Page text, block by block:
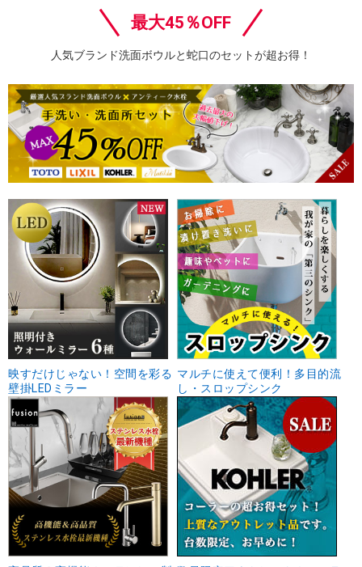
最大45％OFF
人気ブランド洗面ボウルと蛇口のセットが超お得！
映すだけじゃない！空間を彩る
壁掛LEDミラー
マルチに使えて便利！多目的流
し・スロップシンク